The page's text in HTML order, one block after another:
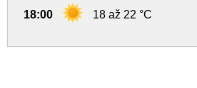
18:00 18 až 22 °C